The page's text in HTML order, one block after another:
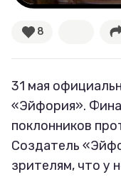
Ваши истории
Соцсети
8
31 мая
«Эйфория».
поклонников
Создатель
зрителям, что у